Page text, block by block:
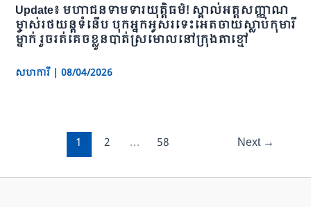
Update៖ មហាជនទាមទារយុត្តិធម៌! ស្គាល់អត្តសញ្ញាណ
ម្ចាស់រថយន្តទំនើប បុកអ្នកអូសរទេះអេតចាយស្លាប់កុមារី
ម្នាក់ រួចរត់គេចខ្លួនបាត់ស្រមោលនៅក្រុងតាខ្មៅ
សហការី | 08/04/2026
1 2 … 58 Next →